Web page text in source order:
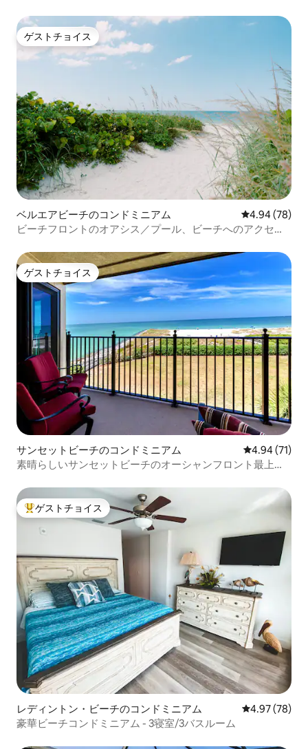
ゲストチョイス
ゲストチョイス
ベルエアビーチのコンドミニアム レビュー78
4.94 (78)
ビーチフロントのオアシス／プール、ビーチへのアクセ
ゲストチョイス
ゲストチョイス
サンセットビーチのコンドミニアム レビュー71
4.94 (71)
素晴らしいサンセットビーチのオーシャンフロント最上階
大好評のゲストチョイスです。
ゲストチョイス
レディントン・ビーチのコンドミニアム レビュー78
4.97 (78)
豪華ビーチコンドミニアム - 3寝室/3バスルーム